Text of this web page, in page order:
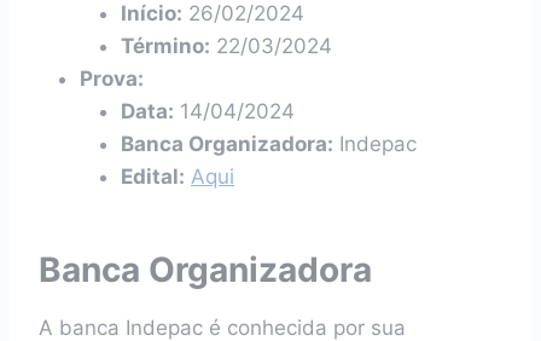
Início: 26/02/2024
Término: 22/03/2024
Prova:
Data: 14/04/2024
Banca Organizadora: Indepac
Edital: Aqui
Banca Organizadora
A banca Indepac é conhecida por sua